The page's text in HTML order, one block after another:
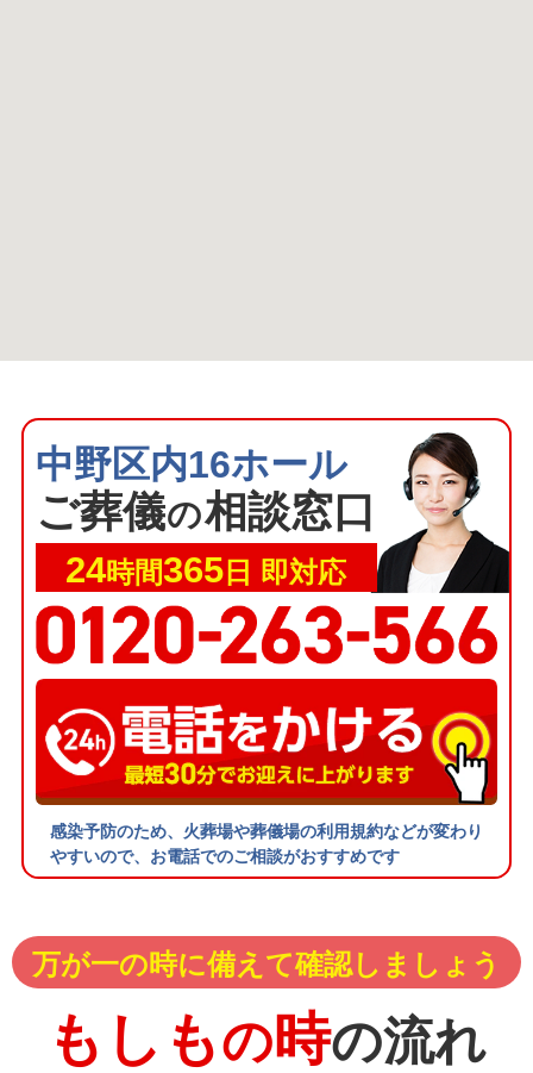
中野区内16ホール
ご葬儀の相談窓口
24時間365 日 即対応
感染予防のため、火葬場や葬儀場の利用規約などが変わり
やすいので、お電話でのご相談がおすすめです
万が一の時に備えて確認しましょう
もしもの時の流れ